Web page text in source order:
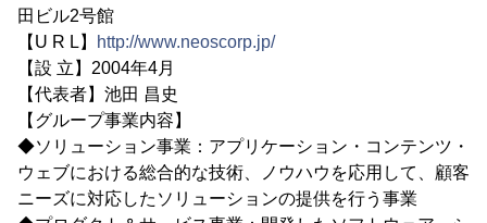
田ビル2号館
【U R L】
http://www.neoscorp.jp/
【設 立】2004年4月
【代表者】池田 昌史
【グループ事業内容】
◆ソリューション事業：アプリケーション・コンテンツ・
ウェブにおける総合的な技術、ノウハウを応用して、顧客
ニーズに対応したソリューションの提供を行う事業